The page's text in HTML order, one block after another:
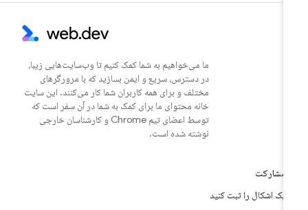
ما می‌خواهیم به شما کمک کنیم تا وب‌سایت‌هایی زیبا،
در دسترس، سریع و ایمن بسازید که با مرورگرهای
مختلف و برای همه کاربران شما کار می‌کنند. این سایت
خانه محتوای ما برای کمک به شما در آن سفر است که
توسط اعضای تیم Chrome و کارشناسان خارجی
نوشته شده است.
مشارکت
یک اشکال را ثبت کنید